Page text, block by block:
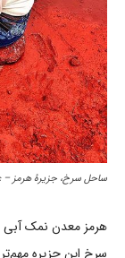
ساحل سرخ، جزیرۀ هرمز
هرمز معدن نمک آبی
سرخ این جزیره